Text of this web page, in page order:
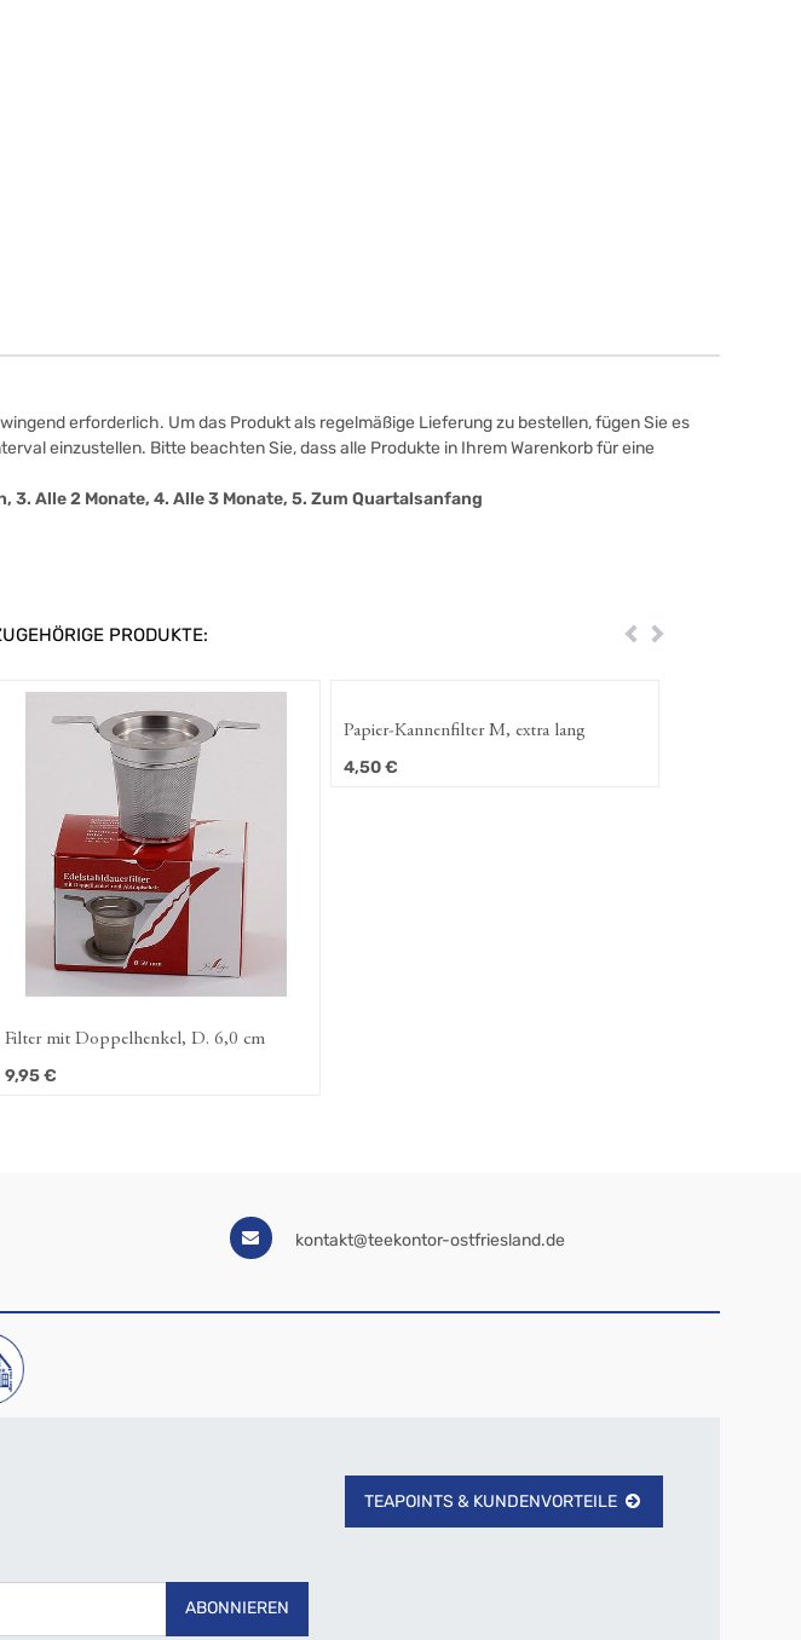
erforderlich. Um das Produkt als regelmäßige Lieferung zu bestellen, fügen Sie es
einzustellen. Bitte beachten Sie, dass alle Produkte in Ihrem Warenkorb für eine
3. Alle 2 Monate, 4. Alle 3 Monate, 5. Zum Quartalsanfang
Bratapfel
PRODUKTE: ZurückWeiter
Doppelhenkel, D. 6,0 cm
Papier-Kannenfilter M, extra lang
kontakt@teekontor-ostfriesland.de
ABONNIEREN
TEAPOINTS & KUNDENVORTEILE